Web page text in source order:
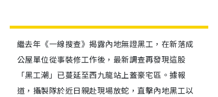
繼去年《一線搜查》揭露內地無證黑工，在新落成
公屋單位從事裝修工作後，最新調查再發現這股
「黑工潮」已蔓延至西九龍站上蓋豪宅區。據報
道，攝製隊於近日親赴現場放蛇，直擊內地黑工以